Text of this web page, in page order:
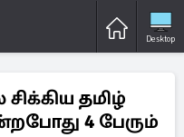
Desktop
தமிழ்
4 பேரும்